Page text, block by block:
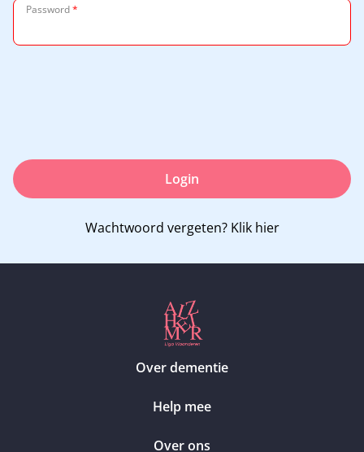
Password*
Login
Wachtwoord vergeten? Klik hier
Over dementie
Help mee
Over ons